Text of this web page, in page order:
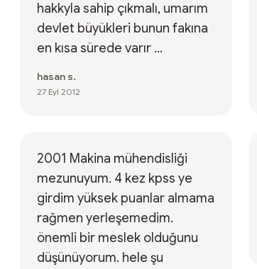
hakkyla sahip çıkmalı, umarım
devlet büyükleri bunun fakına
en kısa sürede varır ...
hasan s.
27 Eyl 2012
2001 Makina mühendisliği
mezunuyum. 4 kez kpss ye
girdim yüksek puanlar almama
rağmen yerleşemedim.
önemli bir meslek olduğunu
düşünüyorum. hele şu